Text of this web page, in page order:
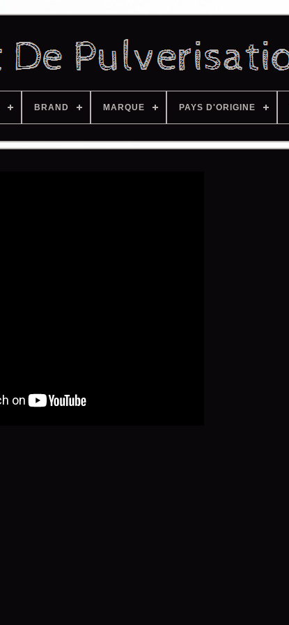
BRAND MARQUE PAYS D'ORIGINE